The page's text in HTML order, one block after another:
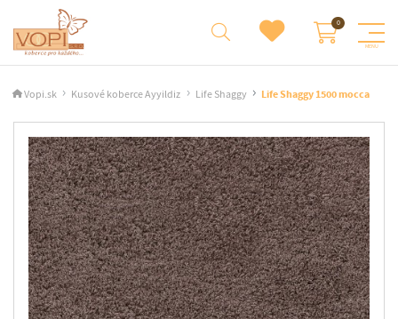
Vopi.sk Kusové koberce Ayyildiz Life Shaggy Life Shaggy 1500 mocca